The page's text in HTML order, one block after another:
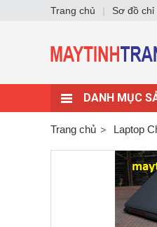
DANH MỤC
Trang chủ Laptop
Trang chủ | Sơ đồ